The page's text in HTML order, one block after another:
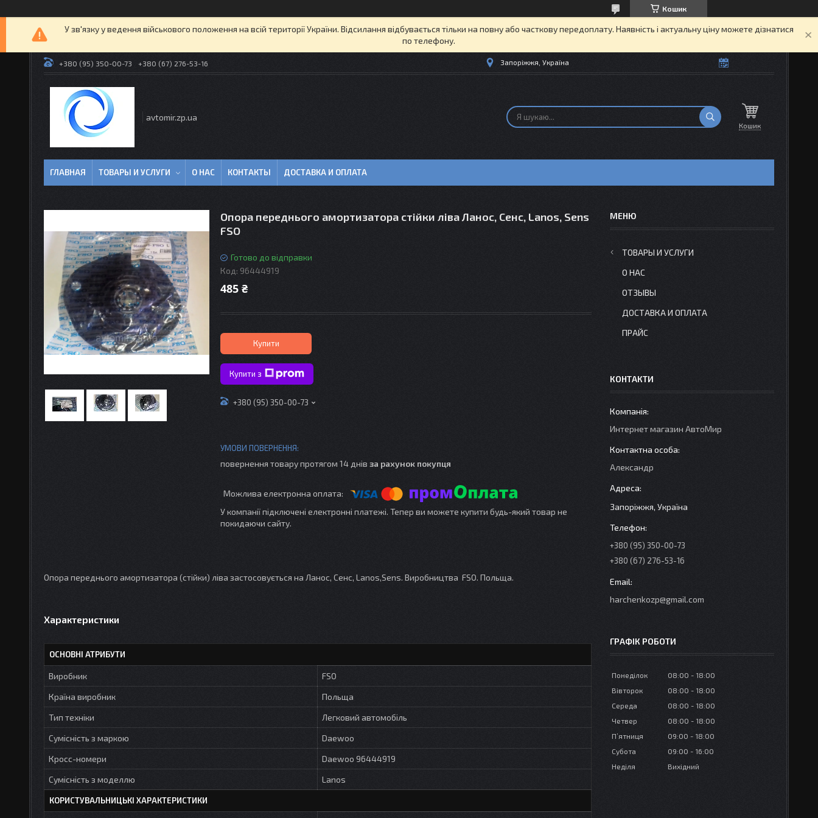
Кошик
У зв'язку у ведення військового положення на всій території України. Відсилання відбувається тільки на повну або часткову передоплату. Наявність і актуальну ціну можете дізнатися
по телефону.
+380 (95) 350-00-73 +380 (67) 276-53-16 Запоріжжя, Україна
avtomir.zp.ua
Кошик
ГЛАВНАЯ ТОВАРЫ И УСЛУГИ О НАС КОНТАКТЫ ДОСТАВКА И ОПЛАТА
Опора переднього амортизатора стійки ліва Ланос, Сенс, Lanos, Sens
FSO
Готово до відправки
Код: 96444919
485 ₴
Купити
Купити з
+380 (95) 350-00-73
повернення товару протягом 14 днів за рахунок покупця
У компанії підключені електронні платежі. Тепер ви можете купити будь-який товар не
покидаючи сайту.
Опора переднього амортизатора (стійки) ліва застосовується на Ланос, Сенс, Lanos,Sens. Виробництва FSO. Польща.
Характеристики
ОСНОВНІ АТРИБУТИ
Виробник
FSO
Країна виробник
Польща
Тип техніки
Легковий автомобіль
Сумісність з маркою
Daewoo
Кросс-номери
Daewoo 96444919
Сумісність з моделлю
Lanos
КОРИСТУВАЛЬНИЦЬКІ ХАРАКТЕРИСТИКИ
ТОВАРЫ И УСЛУГИ
О НАС
ОТЗЫВЫ
ДОСТАВКА И ОПЛАТА
ПРАЙС
КОНТАКТИ
Интернет магазин АвтоМир
Александр
Запоріжжя, Україна
+380 (95) 350-00-73
+380 (67) 276-53-16
harchenkozp@gmail.com
ГРАФІК РОБОТИ
Понеділок 08:00
18:00
Вівторок
08:00
18:00
Середа
08:00
18:00
Четвер
08:00
18:00
Пʼятниця
09:00
18:00
Субота
09:00
16:00
Неділя
Вихідний